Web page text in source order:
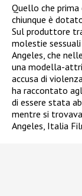
Quello che
chiunque è
Sul produttore
molestie
Angeles, che
una modella-
accusa di
ha raccontato
di essere stata
mentre si trovava
Angeles, Italia